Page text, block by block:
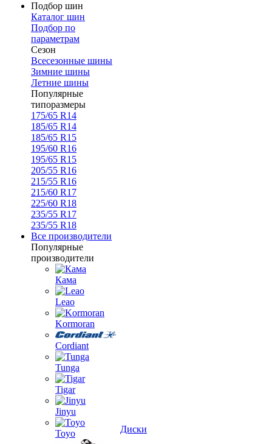
Подбор шин
Каталог шин
Подбор по
параметрам
Сезон
Всесезонные шины
Зимние шины
Летние шины
Популярные
типоразмеры
175/65 R14
185/65 R14
185/65 R15
195/60 R16
195/65 R15
205/55 R16
215/55 R16
215/60 R17
225/60 R18
235/55 R17
235/55 R18
Все производители
Популярные
производители
Кама
Leao
Kormoran
Cordiant
Tunga
Tigar
Jinyu
Toyo
Диски